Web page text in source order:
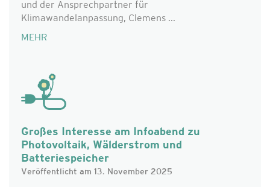
und der Ansprechpartner für
Klimawandelanpassung, Clemens ...
MEHR
Großes Interesse am Infoabend zu
Photovoltaik, Wälderstrom und
Batteriespeicher
Veröffentlicht am 13. November 2025